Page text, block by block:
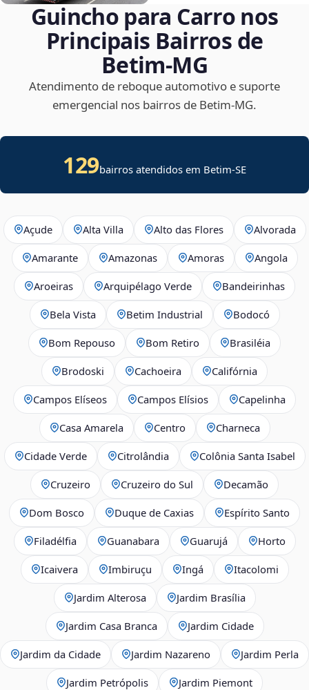
Guincho para Carro nos
Principais Bairros de
Betim‑MG
Atendimento de reboque automotivo e suporte
emergencial nos bairros de Betim‑MG.
129bairros atendidos em Betim-SE
Açude Alta Villa Alto das Flores Alvorada
Amarante Amazonas Amoras Angola
Aroeiras Arquipélago Verde Bandeirinhas
Bela Vista Betim Industrial Bodocó
Bom Repouso Bom Retiro Brasiléia
Brodoski Cachoeira Califórnia
Campos Elíseos Campos Elísios Capelinha
Casa Amarela Centro Charneca
Cidade Verde Citrolândia Colônia Santa Isabel
Cruzeiro Cruzeiro do Sul Decamão
Dom Bosco Duque de Caxias Espírito Santo
Filadélfia Guanabara Guarujá Horto
Icaivera Imbiruçu Ingá Itacolomi
Jardim Alterosa Jardim Brasília
Jardim Casa Branca Jardim Cidade
Jardim da Cidade Jardim Nazareno Jardim Perla
Jardim Petrópolis Jardim Piemont